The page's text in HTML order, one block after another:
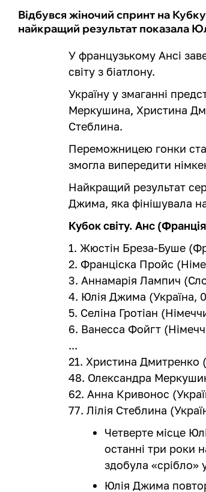
Відбувся жіночий спринт на
найкращий результат показала
У французькому Ансі
світу з біатлону.
Україну у змаганні
Меркушина, Христина
Стеблина.
Переможницею гонки
змогла випередити
Найкращий результат
Джима, яка фінішувала
Кубок світу. Анс
1. Жюстін Бреза-Буше
2. Франціска Пройс
3. Аннамарія Лампич
4. Юлія Джима (Україна,
5. Селіна Гротіан
6. Ванесса Фойгт
...
21. Христина Дмитренко
48. Олександра
62. Анна Кривонос
77. Лілія Стеблина
Четверте місце
останні три роки
здобула «срібло»
Юлія Джима